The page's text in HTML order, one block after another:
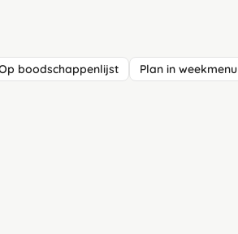
boodschappenlijst Plan in weekmenu